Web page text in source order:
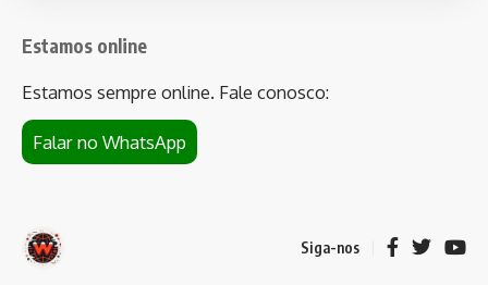
Estamos online
Estamos sempre online. Fale conosco:
Falar no WhatsApp
Siga-nos